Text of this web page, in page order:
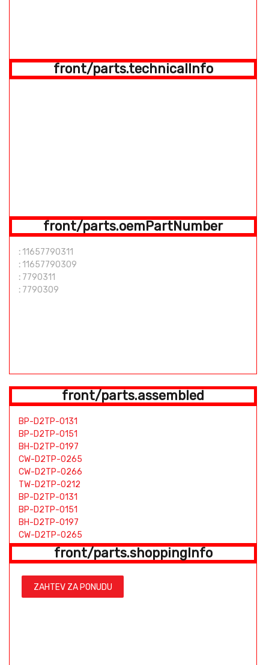
front/parts.technicalInfo
front/parts.oemPartNumber
: 11657790311
: 11657790309
: 7790311
: 7790309
front/parts.assembled
BP-D2TP-0131
BP-D2TP-0151
BH-D2TP-0197
CW-D2TP-0265
CW-D2TP-0266
TW-D2TP-0212
BP-D2TP-0131
BP-D2TP-0151
BH-D2TP-0197
CW-D2TP-0265
CW-D2TP-0266
TW-D2TP-0212
BP-D2TP-0151
BH-D2TP-0197
front/parts.shoppingInfo
ZAHTEV ZA PONUDU